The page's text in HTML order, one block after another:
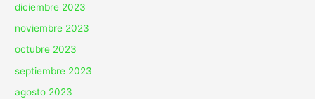
diciembre 2023
noviembre 2023
octubre 2023
septiembre 2023
agosto 2023